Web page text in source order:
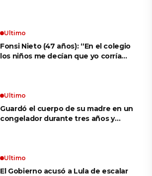
Ultimo
Fonsi Nieto (47 años): “En el colegio
los niños me decían que yo corría
Ultimo
Guardó el cuerpo de su madre en un
congelador durante tres años y
Ultimo
El Gobierno acusó a Lula de escalar